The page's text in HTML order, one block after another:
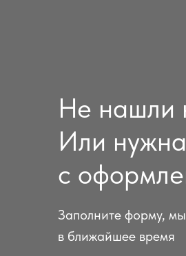
Не нашли
Или
с
Заполните форму,
в ближайшее время